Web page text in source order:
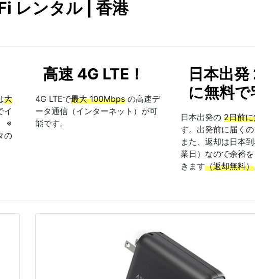
レンタル | 香港
大
イ
※
の
高速 4G LTE！
4G LTEで最大 100Mbps の高速デ
ータ通信（インターネット）が可
能です。
日本出
に無料で
日本出発の 2日前
す。出発前に届くの
また、返却は日本
業日）なので余裕
きます（返却無料）